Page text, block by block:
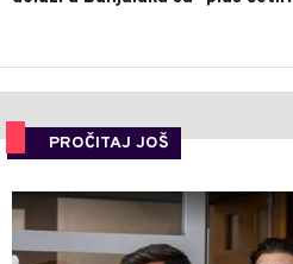
PROČITAJ JOŠ